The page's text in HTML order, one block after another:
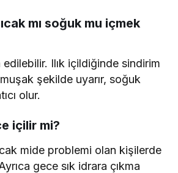
mı soğuk mu içmek
Ilık içildiğinde sindirim
şekilde uyarır, soğuk
olur.
içilir mi?
mide problemi olan kişilerde
gece sık idrara çıkma